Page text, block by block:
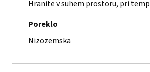
Hranite v suhem prostoru, pri temp.
Poreklo
Nizozemska